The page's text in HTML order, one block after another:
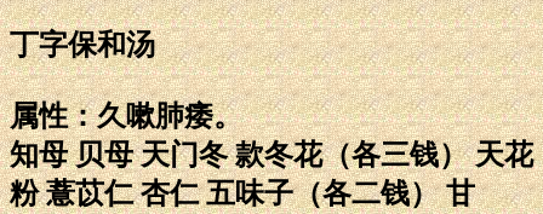
丁字保和汤
属性：久嗽肺痿。
知母 贝母 天门冬 款冬花（各三钱） 天花
粉 薏苡仁 杏仁 五味子（各二钱） 甘